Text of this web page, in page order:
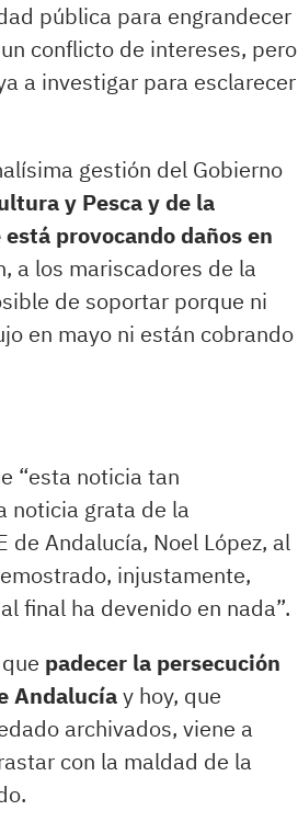
pública para engrandecer
conflicto de intereses, pero
a investigar para esclarecer
gestión del Gobierno
y Pesca y de la
provocando daños en
a los mariscadores de la
de soportar porque ni
en mayo ni están cobrando
“esta noticia tan
noticia grata de la
de Andalucía, Noel López, al
injustamente,
final ha devenido en nada”.
padecer la persecución
Andalucíay hoy, que
archivados, viene a
con la maldad de la